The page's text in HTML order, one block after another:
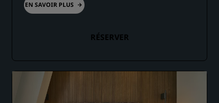
EN SAVOIR PLUS
RÉSERVER